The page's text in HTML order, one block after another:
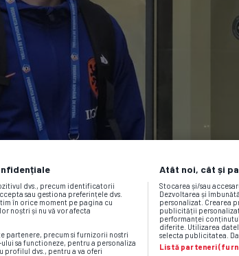
dvs., precum identificatorii
sau gestiona preferințele dvs.
în orice moment pe pagina cu
noștri și nu vă vor afecta
partenere, precum si furnizorii nostri
sa functioneze, pentru a personaliza
profilul dvs., pentru a va oferi
Atât noi, cât și
Stocarea și/sau
Dezvoltarea și
personalizat. Crearea
publicității
performanței
diferite. Utilizarea
selecta publicitatea.
Listă parteneri